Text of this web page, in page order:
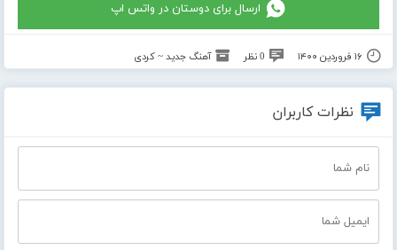
ارسال برای دوستان در واتس اپ
۱۶ فروردین ۱۴۰۰ 0 نظر آهنگ جدید ~ کردی
نظرات کاربران